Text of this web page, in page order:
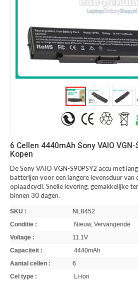
6 Cellen 4440mAh Sony VAIO
Kopen
De Sony VAIO VGN-S90PSY2 accu met
batterijen voor een langere levensduur van
oplaadcycli. Snelle levering, gemakkelijke
binnen 30 dagen.
SKU :
NLB452
Conditie :
Nieuw, Vervangende
Voltage :
11.1V
Capaciteit :
4440mAh
Aantal cellen :
6
Cel type :
Li-ion